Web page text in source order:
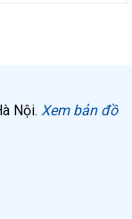
răng miệng,
Nội. Xem bản đồ